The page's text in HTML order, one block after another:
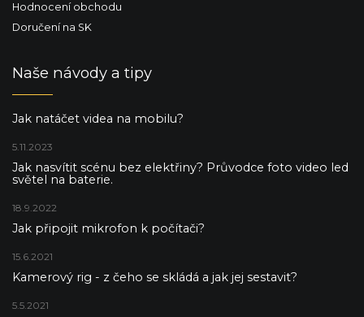
Hodnocení obchodu
Doručení na SK
Naše návody a tipy
Jak natáčet videa na mobilu?
5.11.2023
Jak nasvítit scénu bez elektřiny? Průvodce foto video led
světel na baterie.
18.9.2022
Jak připojit mikrofon k počítači?
15.6.2021
Kamerový rig - z čeho se skládá a jak jej sestavit?
5.5.2021